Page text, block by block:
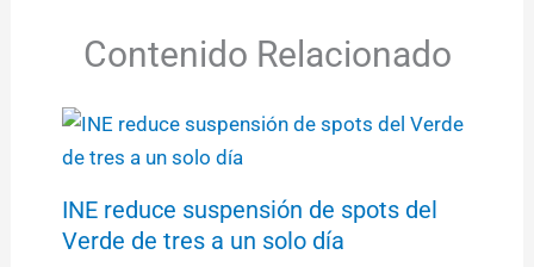
Contenido Relacionado
INE reduce suspensión de spots del
Verde de tres a un solo día